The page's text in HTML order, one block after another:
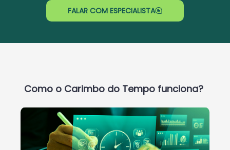
FALAR COM ESPECIALISTA
Como o Carimbo do Tempo funciona?